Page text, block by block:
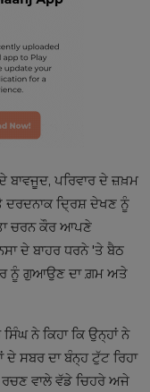
ਬਾਵਜੂਦ, ਪਰਿਵਾਰ ਦੇ ਜ਼ਖ਼ਮ
ਦ੍ਰਿਸ਼ ਦੇਖਣ ਨੂੰ
ਚਰਨ ਕੌਰ ਆਪਣੇ
ਦੇ ਬਾਹਰ ਧਰਨੇ 'ਤੇ ਬੈਠ
ਨੂੰ ਗੁਆਉਣ ਦਾ ਗ਼ਮ ਅਤੇ
ਨੇ ਕਿਹਾ ਕਿ ਉਨ੍ਹਾਂ ਨੇ
ਦੇ ਸਬਰ ਦਾ ਬੰਨ੍ਹ ਟੁੱਟ ਰਿਹਾ
ਵਾਲੇ ਵੱਡੇ ਚਿਹਰੇ ਅਜੇ